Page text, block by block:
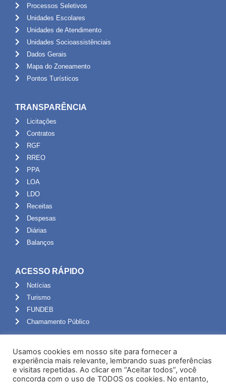
Processos Seletivos
Unidades Escolares
Unidades de Atendimento
Unidades Socioassistênciais
Dados Gerais
Mapa do Zoneamento
Pontos Turísticos
TRANSPARÊNCIA
Licitações
Contratos
RGF
RREO
PPA
LOA
LDO
Receitas
Despesas
Diárias
Balanços
ACESSO RÁPIDO
Notícias
Turismo
FUNDEB
Chamamento Público
Portal do Servidor
Webmail
Usamos cookies em nosso site para fornecer a
experiência mais relevante, lembrando suas preferências
e visitas repetidas. Ao clicar em “Aceitar todos”, você
concorda com o uso de TODOS os cookies. No entanto,